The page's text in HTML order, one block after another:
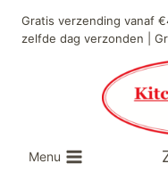
naar
Gratis verzending vanaf
zelfde dag verzonden |
Menu